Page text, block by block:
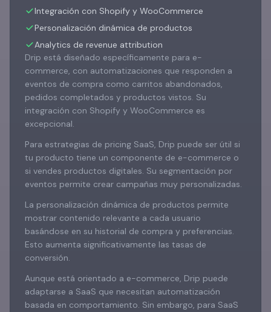
Integración con Shopify y WooCommerce
Personalización dinámica de productos
Analytics de revenue attribution
Drip está diseñado específicamente para e-
commerce, con automatizaciones que responden a
eventos de compra como carritos abandonados,
pedidos completados y productos vistos. Su
integración con Shopify y WooCommerce es
excepcional.
Para estrategias de pricing SaaS, Drip puede ser útil si
tu producto tiene un componente de e-commerce o
si vendes productos digitales. Su segmentación por
eventos permite crear campañas muy personalizadas.
La personalización dinámica de productos permite
mostrar contenido relevante a cada usuario
basándose en su historial de compra y preferencias.
Esto aumenta significativamente las tasas de
conversión.
Aunque está orientado a e-commerce, Drip puede
adaptarse a SaaS que necesitan automatización
basada en comportamiento. Sin embargo, para SaaS